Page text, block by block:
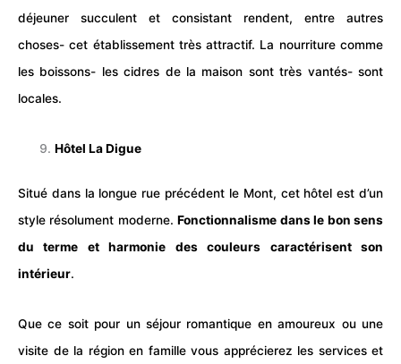
déjeuner succulent et consistant rendent, entre autres
choses- cet établissement très attractif. La nourriture comme
les boissons- les cidres de la maison sont très vantés- sont
locales.
Hôtel La Digue
Situé dans la longue rue précédent le Mont, cet hôtel est d’un
style résolument moderne.Fonctionnalisme dans le bon sens
du terme et harmonie des couleurs caractérisent son
intérieur.
Que ce soit pour un séjour romantique en amoureux ou une
visite de la région en famille vous apprécierez les services et